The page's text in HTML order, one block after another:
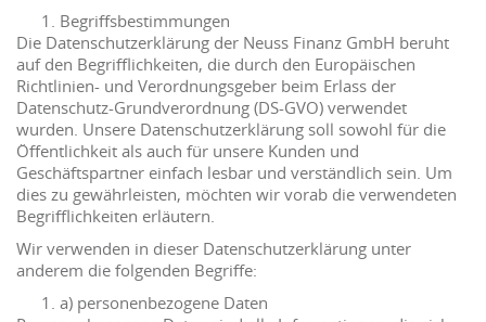
Begriffsbestimmungen
Die Datenschutzerklärung der Neuss Finanz GmbH beruht
auf den Begrifflichkeiten, die durch den Europäischen
Richtlinien- und Verordnungsgeber beim Erlass der
Datenschutz-Grundverordnung (DS-GVO) verwendet
wurden. Unsere Datenschutzerklärung soll sowohl für die
Öffentlichkeit als auch für unsere Kunden und
Geschäftspartner einfach lesbar und verständlich sein. Um
dies zu gewährleisten, möchten wir vorab die verwendeten
Begrifflichkeiten erläutern.
Wir verwenden in dieser Datenschutzerklärung unter
anderem die folgenden Begriffe:
a) personenbezogene Daten